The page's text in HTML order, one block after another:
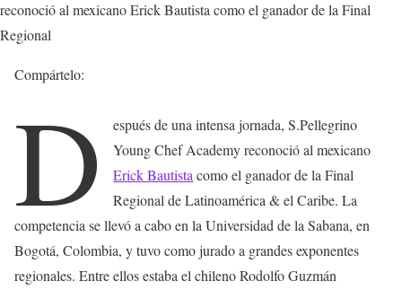
Compártelo:
D
espués de una intensa jornada, S.Pellegrino
Young Chef Academy reconoció al mexicano
Erick Bautista como el ganador de la Final
Regional de Latinoamérica & el Caribe. La
competencia se llevó a cabo en la Universidad de la Sabana, en
Bogotá, Colombia, y tuvo como jurado a grandes exponentes
regionales. Entre ellos estaba el chileno Rodolfo Guzmán